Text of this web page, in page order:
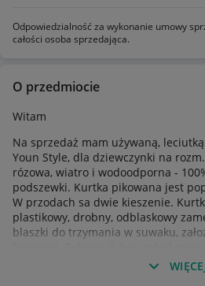
Odpowiedzialność za wykonanie umowy
całości osoba sprzedająca.
O przedmiocie
Witam
Na sprzedaż mam używaną,
Youn Style, dla dziewczynki na
rózowa, wiatro i wodoodporna -
podszewki. Kurtka pikowana jest
W przodach sa dwie kieszenie.
plastikowy, drobny, odblaskowy
blaszki do trzymania w suwaku,
Wewnatrz kurtki nie ma podszewki (
karczek na plecach, na ktorej jest